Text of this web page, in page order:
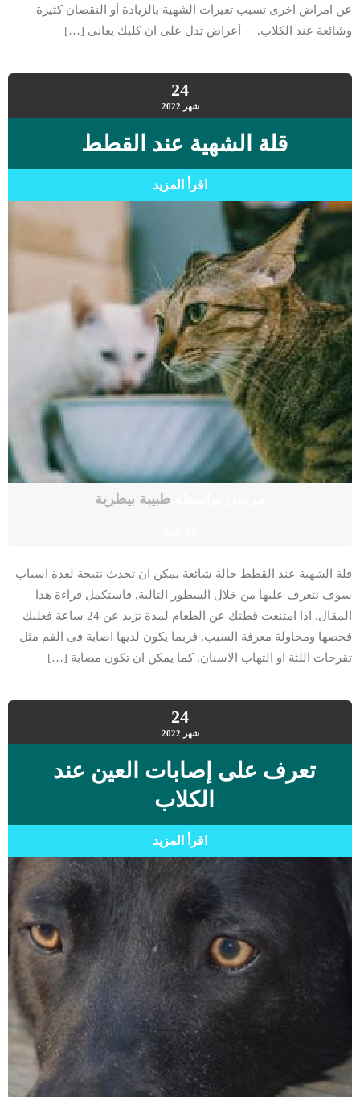
عن امراض اخرى تسبب تغيرات الشهية بالزيادة أو النقصان كثيرة
وشائعة عند الكلاب. أعراض تدل على ان كلبك يعانى […]
24
شهر 2022
قلة الشهية عند القطط
اقرأ المزيد
طبيبة بيطرية
قلة الشهية عند القطط حالة شائعة يمكن ان تحدث نتيجة لعدة اسباب
سوف نتعرف عليها من خلال السطور التالية, فاستكمل قراءة هذا
المقال. اذا امتنعت قطتك عن الطعام لمدة تزيد عن 24 ساعة فعليك
فحصها ومحاولة معرفة السبب, فربما يكون لديها اصابة فى الفم مثل
تقرحات اللثة او التهاب الاسنان. كما يمكن ان تكون مصابة […]
24
شهر 2022
تعرف على إصابات العين عند
الكلاب
اقرأ المزيد